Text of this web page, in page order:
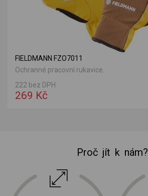
FIELDMANN FZO7011
Ochranné pracovní rukavice.
222 bez DPH
269 Kč
Proč jít k nám?